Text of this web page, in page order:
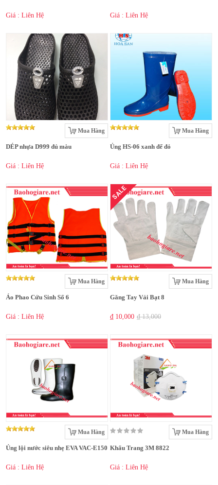
Giá : Liên Hệ Giá : Liên Hệ
Mua Hàng
DÉP nhựa D999 đủ màu
Giá : Liên Hệ
Mua Hàng
Ủng HS-06 xanh đế đỏ
Giá : Liên Hệ
Mua Hàng
Áo Phao Cứu Sinh Số 6
Giá : Liên Hệ
SALE
Mua Hàng
Găng Tay Vải Bạt 8
₫ 10,000 ₫ 13,000
Mua Hàng
Ủng lội nước siêu nhẹ EVA VAC-E150
Giá : Liên Hệ
Mua Hàng
Khẩu Trang 3M 8822
Giá : Liên Hệ